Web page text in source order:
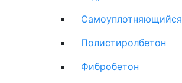
Самоуплотняющийся
Полистиролбетон
Фибробетон